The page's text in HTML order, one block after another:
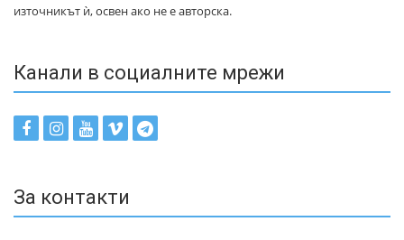
източникът ѝ, освен ако не е авторска.
Канали в социалните мрежи
За контакти